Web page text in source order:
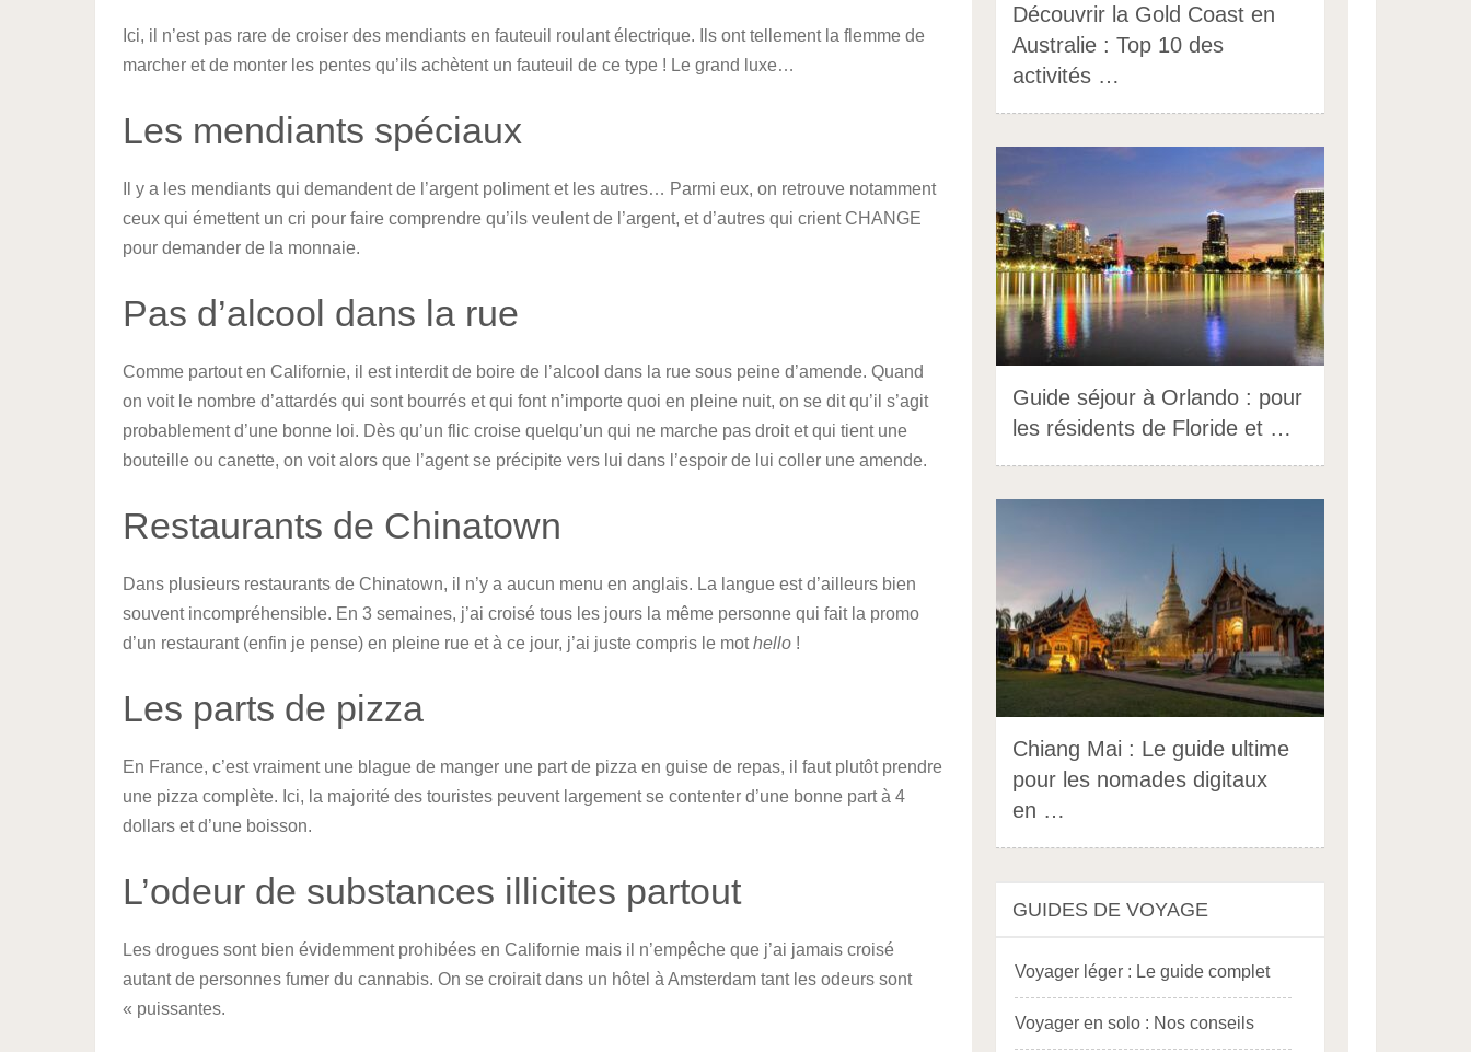
Ici, il n’est pas rare de croiser des mendiants en fauteuil roulant électrique. Ils ont tellement la flemme de
marcher et de monter les pentes qu’ils achètent un fauteuil de ce type ! Le grand luxe…
Les mendiants spéciaux
Il y a les mendiants qui demandent de l’argent poliment et les autres… Parmi eux, on retrouve notamment
ceux qui émettent un cri pour faire comprendre qu’ils veulent de l’argent, et d’autres qui crient CHANGE
pour demander de la monnaie.
Pas d’alcool dans la rue
Comme partout en Californie, il est interdit de boire de l’alcool dans la rue sous peine d’amende. Quand
on voit le nombre d’attardés qui sont bourrés et qui font n’importe quoi en pleine nuit, on se dit qu’il s’agit
probablement d’une bonne loi. Dès qu’un flic croise quelqu’un qui ne marche pas droit et qui tient une
bouteille ou canette, on voit alors que l’agent se précipite vers lui dans l’espoir de lui coller une amende.
Restaurants de Chinatown
Dans plusieurs restaurants de Chinatown, il n’y a aucun menu en anglais. La langue est d’ailleurs bien
souvent incompréhensible. En 3 semaines, j’ai croisé tous les jours la même personne qui fait la promo
d’un restaurant (enfin je pense) en pleine rue et à ce jour, j’ai juste compris le mothello !
Les parts de pizza
En France, c’est vraiment une blague de manger une part de pizza en guise de repas, il faut plutôt prendre
une pizza complète. Ici, la majorité des touristes peuvent largement se contenter d’une bonne part à 4
dollars et d’une boisson.
L’odeur de substances illicites partout
Les drogues sont bien évidemment prohibées en Californie mais il n’empêche que j’ai jamais croisé
autant de personnes fumer du cannabis. On se croirait dans un hôtel à Amsterdam tant les odeurs sont
« puissantes.
Découvrir la Gold Coast en
Australie : Top 10 des
activités …
Guide séjour à Orlando : pour
les résidents de Floride et …
Chiang Mai : Le guide ultime
pour les nomades digitaux
en …
GUIDES DE VOYAGE
Voyager léger : Le guide complet
Voyager en solo : Nos conseils